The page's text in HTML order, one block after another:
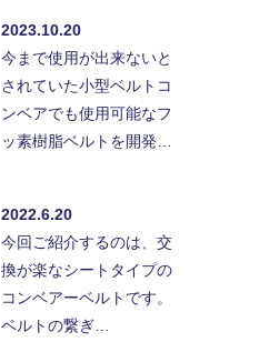
2023.10.20
今まで使用が出来ないと
されていた小型ベルトコ
ンベアでも使用可能なフ
ッ素樹脂ベルトを開発…
2022.6.20
今回ご紹介するのは、交
換が楽なシートタイプの
コンベアーベルトです。
ベルトの繋ぎ…